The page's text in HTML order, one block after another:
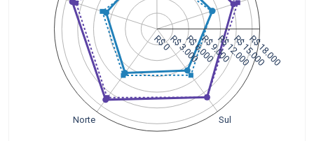
Norte Sul
R$ 0R$ 3.000R$ 6.000R$ 9.000R$ 12.000
R$ 15.000
R$ 18.000